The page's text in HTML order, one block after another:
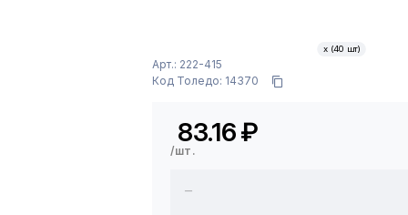
Арт.: 222-415
Код Толедо: 14370
83.16₽
/шт.
х (40 шт)